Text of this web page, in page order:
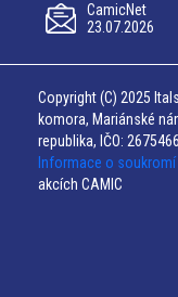
CamicNet
23.07.2026
Copyright (C) 2025
komora, Mariánské
republika, IČO:
Informace o soukromí
akcích CAMIC